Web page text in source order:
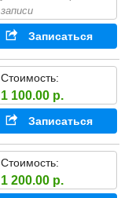
записи
Записаться
Стоимость:
1 100.00 р.
Записаться
Стоимость:
1 200.00 р.